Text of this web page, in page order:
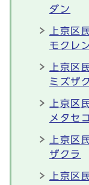
ダン
上京区
モクレ
上京区
ミズザ
上京区
メタセ
上京区
ザクラ
上京区